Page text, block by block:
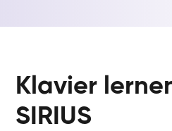
Klavier
SIRIUS